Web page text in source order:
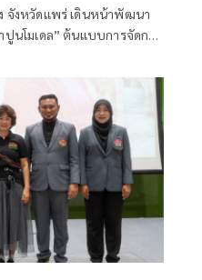
จังหวัดแพร่ เดินหน้าพัฒนา
นโมเดล” ต้นแบบการจัดการ